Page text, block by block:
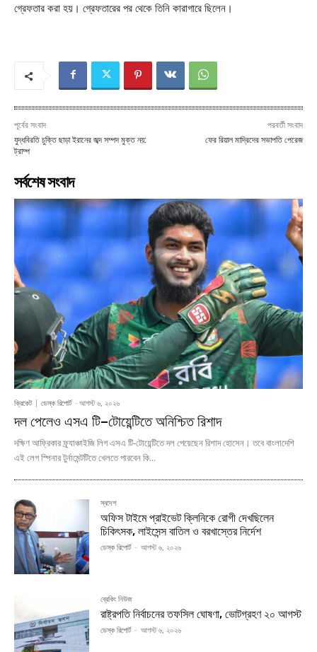
গ্রেফতার করা হয়। গ্রেফতারের পর থেকে তিনি কারাগারে ছিলেন।
পূর্বের সংবাদ
যুদ্ধবিরতি চুক্তি ছাড়া ইরানের জব্দ সম্পদ মুক্ত নয়:
ট্রাম্প
পরবর্তী সংবাদ
ফের রিয়াল মাদ্রিদের সভাপতি পেরেজ
সর্বশেষ সংবাদ
ক্রিকেট ডেস্ক রিপোর্ট - আগস্ট ৬, ২০২৬
দল পেলেও এসএ টি–টোয়েন্টিতে অনিশ্চিত রিশাদ
দক্ষিণ আফ্রিকার ফ্র্যাঞ্চাইজি লিগ এসএ টি-টোয়েন্টিতে দল পেয়েছেন রিশাদ হোসেন। তবে বাংলাদেশি
এই লেগ স্পিনার টুর্নামেন্টটিতে খেলতে পারবেন কি...
স্বদেশ
অফিস টাইমে প্রাইভেট ক্লিনিকে রোগী দেখছিলেন
চিকিৎসক, লাইসেন্স বাতিল ও বরখাস্তের নির্দেশ
ডেস্ক রিপোর্ট - আগস্ট ৬, ২০২৬
ব্রেকিং নিউজ
রাষ্ট্রপতি নির্বাচনের তফসিল ঘোষণা, ভোটগ্রহণ ২০ আগস্ট
ডেস্ক রিপোর্ট - আগস্ট ৬, ২০২৬